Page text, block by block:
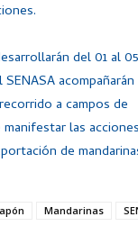
del 01 al 05
acompañarán
a campos de
las acciones
de
Mandarinas